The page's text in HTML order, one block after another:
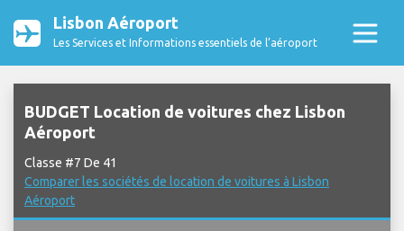
Lisbon Aéroport
Les Services et Informations essentiels de l’aéroport
BUDGET Location de voitures chez Lisbon
Aéroport
Classe #7 De 41
Comparer les sociétés de location de voitures à Lisbon
Aéroport